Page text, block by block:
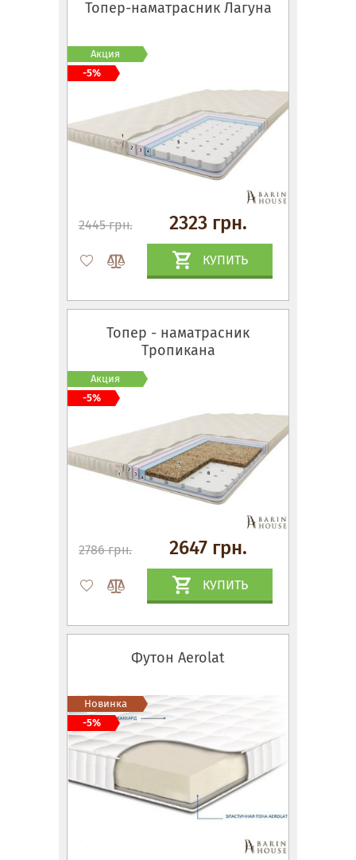
Топер-наматрасник Лагуна
2445 грн. 2323 грн.
КУПИТЬ
Акция
-5%
Топер - наматраcник
Тропикана
2786 грн. 2647 грн.
КУПИТЬ
Акция
-5%
Футон Aerolat
Новинка
-5%